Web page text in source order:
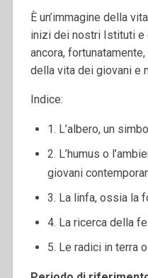
È un’immagine della
inizi dei nostri Istituti e
ancora,
della vita dei giovani e
Indice:
1. L’albero, un
2. L’humus o
giovani
3. La linfa, ossia la
4. La ricerca della
5. Le radici in terra